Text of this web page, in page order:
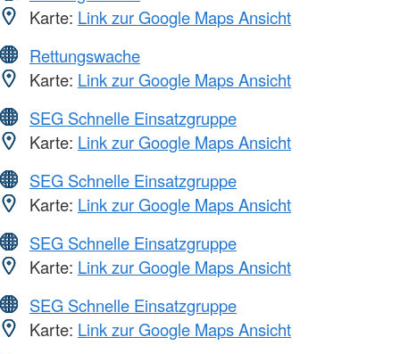
Karte: Link zur Google Maps Ansicht
Rettungswache
Karte: Link zur Google Maps Ansicht
SEG Schnelle Einsatzgruppe
Karte: Link zur Google Maps Ansicht
SEG Schnelle Einsatzgruppe
Karte: Link zur Google Maps Ansicht
SEG Schnelle Einsatzgruppe
Karte: Link zur Google Maps Ansicht
SEG Schnelle Einsatzgruppe
Karte: Link zur Google Maps Ansicht